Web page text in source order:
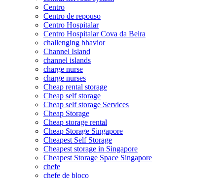
Centro
Centro de repouso
Centro Hospitalar
Centro Hospitalar Cova da Beira
challenging bhavior
Channel Island
channel islands
charge nurse
charge nurses
Cheap rental storage
Cheap self storage
Cheap self storage Services
Cheap Storage
Cheap storage rental
Cheap Storage Singapore
Cheapest Self Storage
Cheapest storage in Singapore
Cheapest Storage Space Singapore
chefe
chefe de bloco